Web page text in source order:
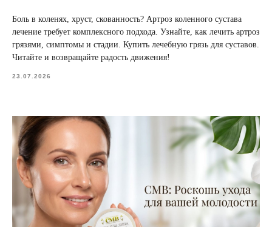
Боль в коленях, хруст, скованность? Артроз коленного сустава
лечение требует комплексного подхода. Узнайте, как лечить артроз
грязями, симптомы и стадии. Купить лечебную грязь для суставов.
Читайте и возвращайте радость движения!
23.07.2026